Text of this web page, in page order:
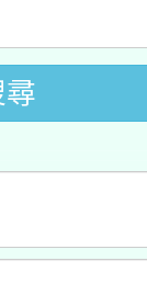
水達
系列
藝術
尋